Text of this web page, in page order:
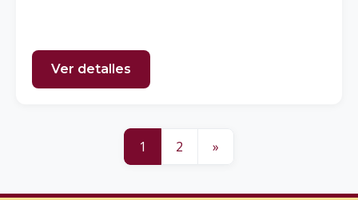
Ver detalles
1 2 »